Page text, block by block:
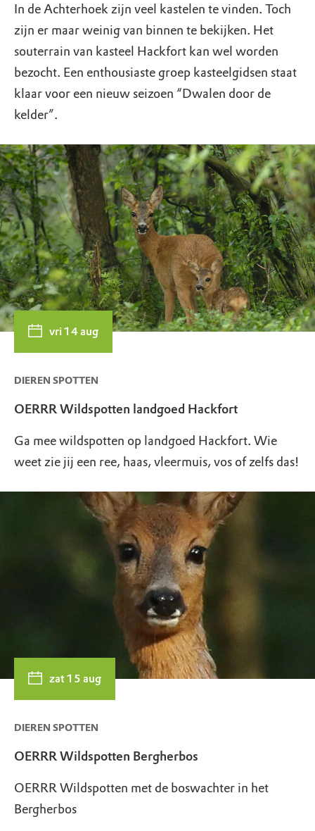
In de Achterhoek zijn veel kastelen te vinden. Toch
zijn er maar weinig van binnen te bekijken. Het
souterrain van kasteel Hackfort kan wel worden
bezocht. Een enthousiaste groep kasteelgidsen staat
klaar voor een nieuw seizoen “Dwalen door de
kelder”.
vri 14 aug
DIEREN SPOTTEN
OERRR Wildspotten landgoed Hackfort
Ga mee wildspotten op landgoed Hackfort. Wie
weet zie jij een ree, haas, vleermuis, vos of zelfs das!
zat 15 aug
DIEREN SPOTTEN
OERRR Wildspotten Bergherbos
OERRR Wildspotten met de boswachter in het
Bergherbos